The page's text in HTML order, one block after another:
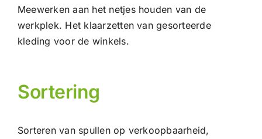
Meewerken aan het netjes houden van de
werkplek. Het klaarzetten van gesorteerde
kleding voor de winkels.
Sortering
Sorteren van spullen op verkoopbaarheid,